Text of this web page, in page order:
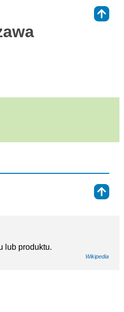
lub produktu.
Wikipedia